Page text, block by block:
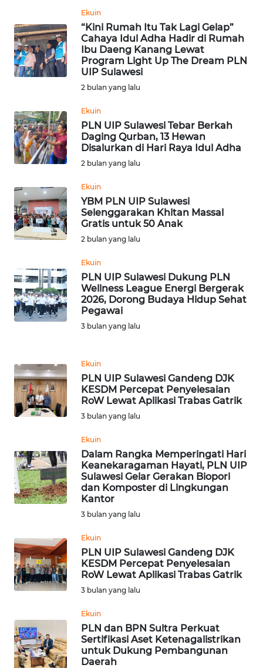
Ekuin
“Kini Rumah Itu Tak Lagi Gelap”
Cahaya Idul Adha Hadir di Rumah
Ibu Daeng Kanang Lewat
Program Light Up The Dream PLN
UIP Sulawesi
2 bulan yang lalu
Ekuin
PLN UIP Sulawesi Tebar Berkah
Daging Qurban, 13 Hewan
Disalurkan di Hari Raya Idul Adha
2 bulan yang lalu
Ekuin
YBM PLN UIP Sulawesi
Selenggarakan Khitan Massal
Gratis untuk 50 Anak
2 bulan yang lalu
Ekuin
PLN UIP Sulawesi Dukung PLN
Wellness League Energi Bergerak
2026, Dorong Budaya Hidup Sehat
Pegawai
3 bulan yang lalu
Ekuin
PLN UIP Sulawesi Gandeng DJK
KESDM Percepat Penyelesaian
RoW Lewat Aplikasi Trabas Gatrik
3 bulan yang lalu
Ekuin
Dalam Rangka Memperingati Hari
Keanekaragaman Hayati, PLN UIP
Sulawesi Gelar Gerakan Biopori
dan Komposter di Lingkungan
Kantor
3 bulan yang lalu
Ekuin
PLN UIP Sulawesi Gandeng DJK
KESDM Percepat Penyelesaian
RoW Lewat Aplikasi Trabas Gatrik
3 bulan yang lalu
Ekuin
PLN dan BPN Sultra Perkuat
Sertifikasi Aset Ketenagalistrikan
untuk Dukung Pembangunan
Daerah
WN
MALUKU
WN
MALUT
WN
DAIRI
WN
DANAU
WN
NIAS
WN
TAPANULI
SELATAN
TANJUNG
LESUNG
WN
KARO
WN
SIMALUNGUN
WN
LABUHANBATU
WN
TAPANULI
TENGAH
WN DELI
WN
TEBING
TINGGI